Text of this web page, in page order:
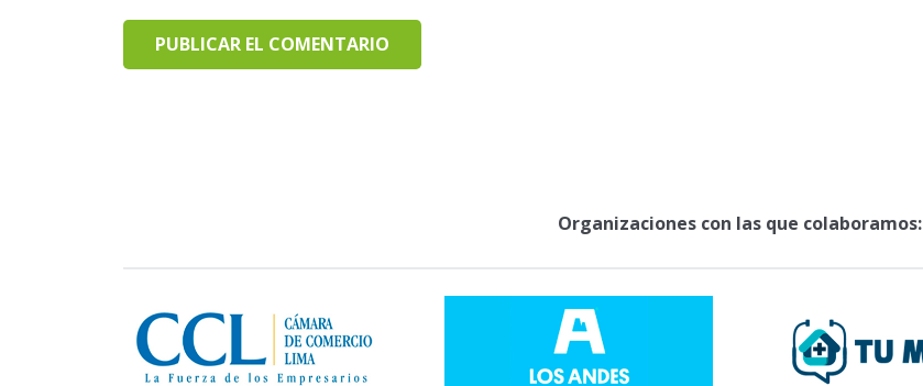
PUBLICAR EL COMENTARIO
Organizaciones con las que colaboramos: